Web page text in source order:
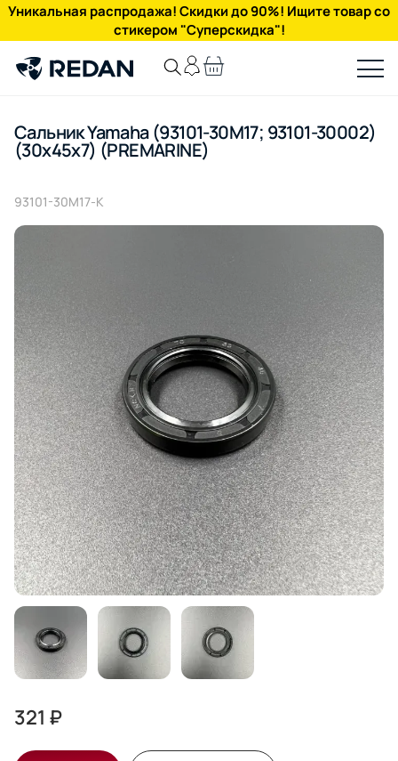
Уникальная распродажа! Скидки до 90%! Ищите товар со
стикером "Суперскидка"!
Сальник Yamaha (93101-30M17; 93101-30002)
(30x45x7) (PREMARINE)
93101-30M17-K
321 ₽